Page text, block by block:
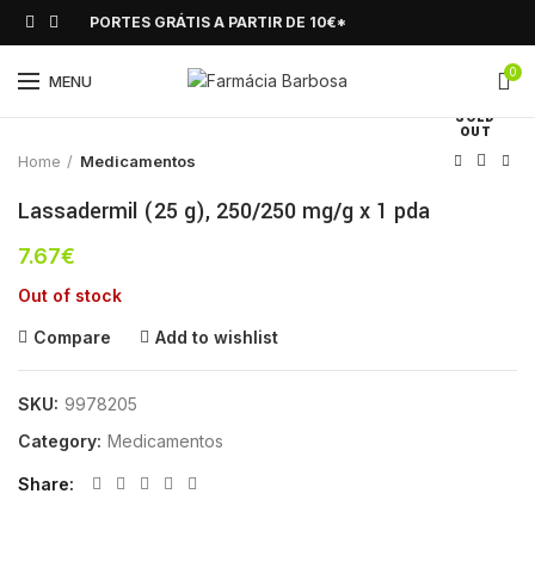
PORTES GRÁTIS A PARTIR DE 10€*
MENU 0
SOLD
OUT
Click to enlarge
Home Medicamentos
Lassadermil (25 g), 250/250 mg/g x 1 pda
7.67€
Out of stock
Compare Add to wishlist
SKU: 9978205
Category: Medicamentos
Share